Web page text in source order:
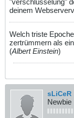
deinem
Welch triste
zertrümmern als
(Albert Einstein)
sLiCeR
Newbie